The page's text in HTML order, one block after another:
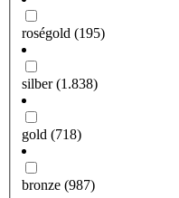
roségold (195)
silber(1.838)
gold (718)
bronze (987)